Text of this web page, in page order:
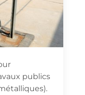
publics